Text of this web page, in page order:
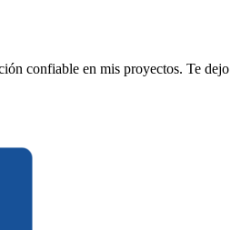
confiable en mis proyectos. Te dejo